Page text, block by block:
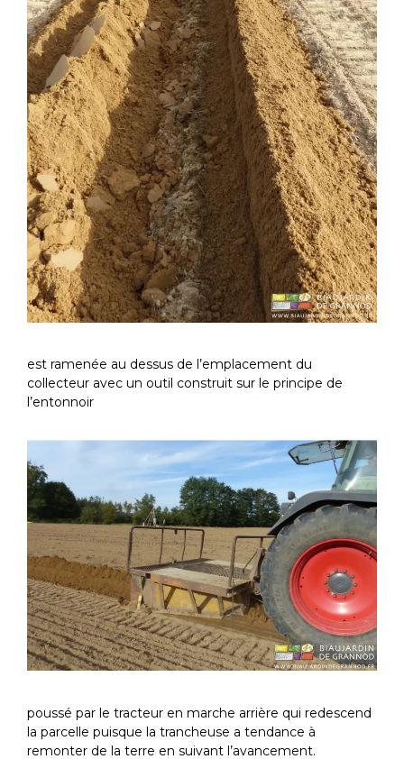
est ramenée au dessus de l’emplacement du
collecteur avec un outil construit sur le principe de
l’entonnoir
poussé par le tracteur en marche arrière qui redescend
la parcelle puisque la trancheuse a tendance à
remonter de la terre en suivant l’avancement.